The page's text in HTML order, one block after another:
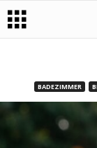
BADEZIMMER